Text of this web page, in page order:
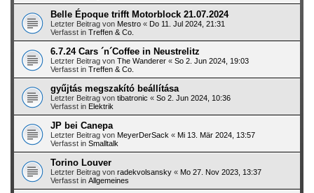
Belle Époque trifft Motorblock 21.07.2024
Letzter Beitrag von Mestro « Do 11. Jul 2024, 21:31
Verfasst in Treffen & Co.
6.7.24 Cars ´n´Coffee in Neustrelitz
Letzter Beitrag von The Wanderer « So 2. Jun 2024, 19:03
Verfasst in Treffen & Co.
gyűjtás megszakító beállítása
Letzter Beitrag von tibatronic « So 2. Jun 2024, 10:36
Verfasst in Elektrik
JP bei Canepa
Letzter Beitrag von MeyerDerSack « Mi 13. Mär 2024, 13:57
Verfasst in Smalltalk
Torino Louver
Letzter Beitrag von radekvolsansky « Mo 27. Nov 2023, 13:37
Verfasst in Allgemeines